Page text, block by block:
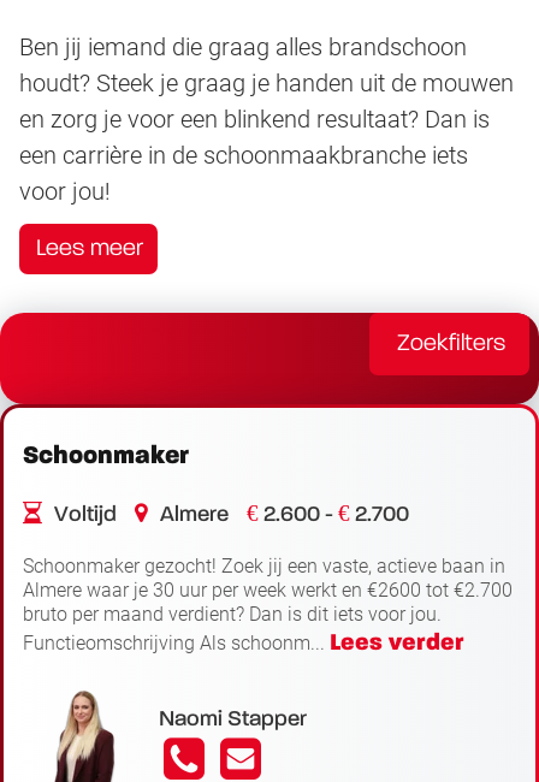
Ben jij iemand die graag alles brandschoon
houdt? Steek je graag je handen uit de mouwen
en zorg je voor een blinkend resultaat? Dan is
een carrière in de schoonmaakbranche iets
voor jou!
Lees meer
Zoekfilters
Schoonmaker
Voltijd Almere € 2.600 - € 2.700
Schoonmaker gezocht! Zoek jij een vaste, actieve baan in
Almere waar je 30 uur per week werkt en €2600 tot €2.700
bruto per maand verdient? Dan is dit iets voor jou.
Functieomschrijving Als schoonm... Lees verder
Naomi Stapper